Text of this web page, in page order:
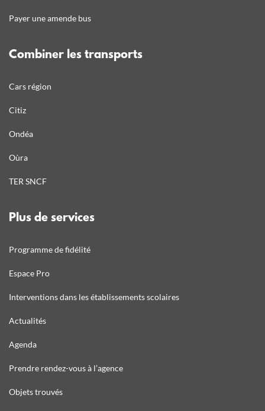
Payer une amende bus
Combiner les transports
Cars région
Citiz
Ondéa
Oùra
TER SNCF
Plus de services
Programme de fidélité
Espace Pro
Interventions dans les établissements scolaires
Actualités
Agenda
Prendre rendez-vous à l’agence
Objets trouvés